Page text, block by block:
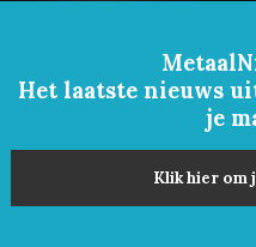
Het laatste nieuws
je
Klik hier om